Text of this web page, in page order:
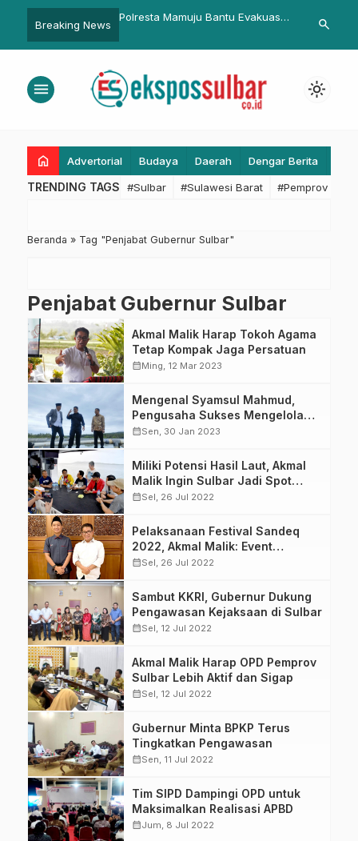
Breaking News
Mamuju Bantu Evakuasi
Bigetron GT6 yang
Bupati Apresiasi Kegiatan Halal
Kasus
search
menu light_mode
home Advertorial Budaya Daerah Dengar Berita
TRENDING TAGS #Sulbar #Sulawesi Barat #Pemprov
Beranda » Tag "Penjabat Gubernur Sulbar"
Penjabat Gubernur Sulbar
Akmal Malik Harap Tokoh Agama
Tetap Kompak Jaga Persatuan
calendar_monthMing, 12 Mar 2023
Mengenal Syamsul Mahmud,
Pengusaha Sukses Mengelola
Potensi SDA Sulbar
calendar_monthSen, 30 Jan 2023
Miliki Potensi Hasil Laut, Akmal
Malik Ingin Sulbar Jadi Spot
Wisata Bagi Pemancing
calendar_monthSel, 26 Jul 2022
Pelaksanaan Festival Sandeq
2022, Akmal Malik: Event
Kebanggaan Masyarakat Sulbar
calendar_monthSel, 26 Jul 2022
Sambut KKRI, Gubernur Dukung
Pengawasan Kejaksaan di Sulbar
calendar_monthSel, 12 Jul 2022
Akmal Malik Harap OPD Pemprov
Sulbar Lebih Aktif dan Sigap
calendar_monthSel, 12 Jul 2022
Gubernur Minta BPKP Terus
Tingkatkan Pengawasan
calendar_monthSen, 11 Jul 2022
Tim SIPD Dampingi OPD untuk
Maksimalkan Realisasi APBD
calendar_monthJum, 8 Jul 2022